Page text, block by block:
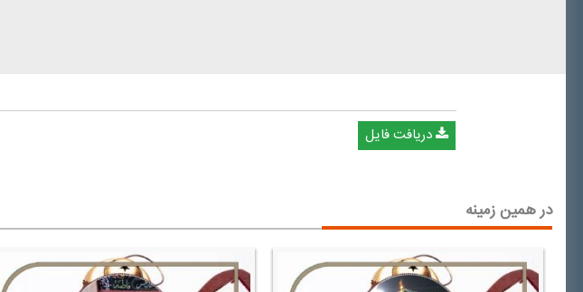
دریافت فایل
در همین زمینه